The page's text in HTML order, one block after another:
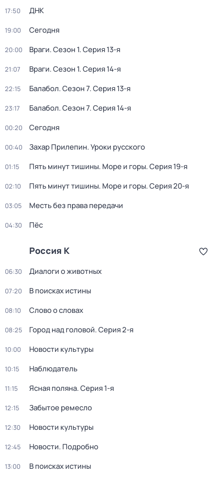
17:50 ДНК
19:00 Сегодня
20:00 Враги. Сезон 1. Серия 13-я
21:07 Враги. Сезон 1. Серия 14-я
22:15 Балабол. Сезон 7. Серия 13-я
23:17 Балабол. Сезон 7. Серия 14-я
00:20 Сегодня
00:40 Захар Прилепин. Уроки русского
01:15 Пять минут тишины. Море и горы. Серия 19-я
02:10 Пять минут тишины. Море и горы. Серия 20-я
03:05 Месть без права передачи
04:30 Пёс
Россия К
06:30 Диалоги о животных
07:20 В поисках истины
08:10 Слово о словах
08:25 Город над головой. Серия 2-я
10:00 Новости культуры
10:15 Наблюдатель
11:15 Ясная поляна. Серия 1-я
12:15 Забытое ремесло
12:30 Новости культуры
12:45 Новости. Подробно
13:00 В поисках истины